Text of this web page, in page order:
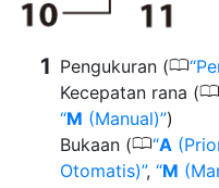
Pengukuran (0
Kecepatan rana (0
M (Manual) )
Bukaan (0 A
Otomatis) , M